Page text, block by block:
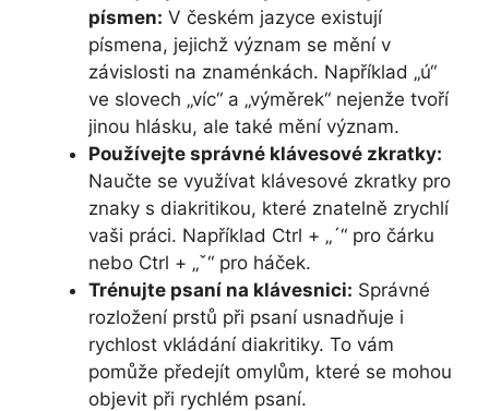
písmen: V českém jazyce existují
písmena, jejichž význam se mění v
závislosti na znaménkách. Například „ú“
ve slovech „víc“ a „výměrek“ nejenže tvoří
jinou hlásku, ale také mění význam.
Používejte správné klávesové zkratky:
Naučte se využívat klávesové zkratky pro
znaky s diakritikou, které znatelně zrychlí
vaši práci. Například Ctrl + „´“ pro čárku
nebo Ctrl + „ˇ“ pro háček.
Trénujte psaní na klávesnici: Správné
rozložení prstů při psaní usnadňuje i
rychlost vkládání diakritiky. To vám
pomůže předejít omylům, které se mohou
objevit při rychlém psaní.